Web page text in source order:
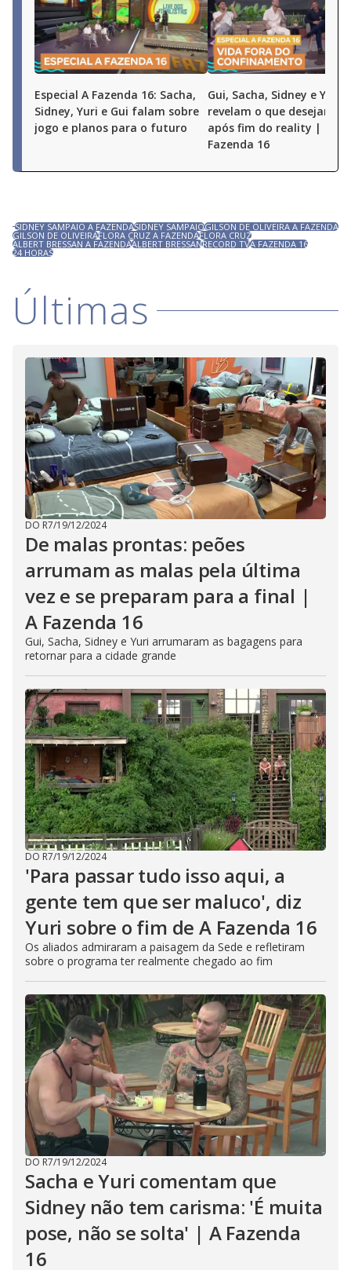
Especial A Fazenda 16: Sacha,
Sidney, Yuri e Gui falam sobre
jogo e planos para o futuro
Gui, Sacha, Sidney e Yuri
revelam o que desejam
após fim do reality |
Fazenda 16
SIDNEY SAMPAIO A FAZENDASIDNEY SAMPAIOGILSON DE OLIVEIRA A FAZENDA
GILSON DE OLIVEIRAFLORA CRUZ A FAZENDAFLORA CRUZ
ALBERT BRESSAN A FAZENDAALBERT BRESSANRECORD TVA FAZENDA 16
24 HORAS
Últimas
DO R7/19/12/2024
De malas prontas: peões
arrumam as malas pela última
vez e se preparam para a final |
A Fazenda 16
Gui, Sacha, Sidney e Yuri arrumaram as bagagens para
retornar para a cidade grande
DO R7/19/12/2024
'Para passar tudo isso aqui, a
gente tem que ser maluco', diz
Yuri sobre o fim de A Fazenda 16
Os aliados admiraram a paisagem da Sede e refletiram
sobre o programa ter realmente chegado ao fim
DO R7/19/12/2024
Sacha e Yuri comentam que
Sidney não tem carisma: 'É muita
pose, não se solta' | A Fazenda
16